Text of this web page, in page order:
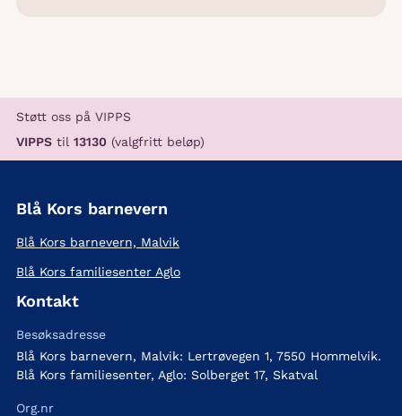
Støtt oss på VIPPS
VIPPS til 13130 (valgfritt beløp)
Blå Kors barnevern
Blå Kors barnevern, Malvik
Blå Kors familiesenter Aglo
Kontakt
Besøksadresse
Blå Kors barnevern, Malvik: Lertrøvegen 1, 7550 Hommelvik.
Blå Kors familiesenter, Aglo: Solberget 17, Skatval
Org.nr